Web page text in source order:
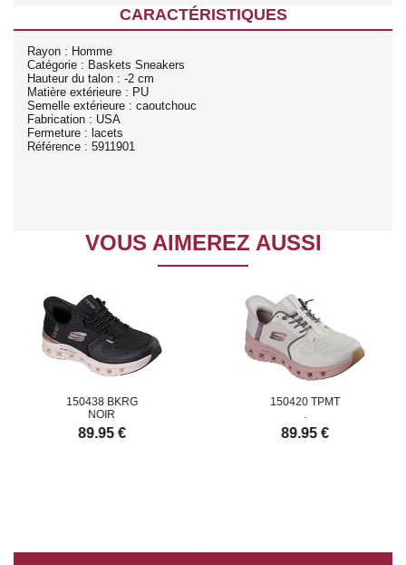
CARACTÉRISTIQUES
Rayon : Homme
Catégorie : Baskets Sneakers
Hauteur du talon : -2 cm
Matière extérieure : PU
Semelle extérieure : caoutchouc
Fabrication : USA
Fermeture : lacets
Référence : 5911901
VOUS AIMEREZ AUSSI
150438 BKRG
NOIR
89.95 €
150420 TPMT
89.95 €